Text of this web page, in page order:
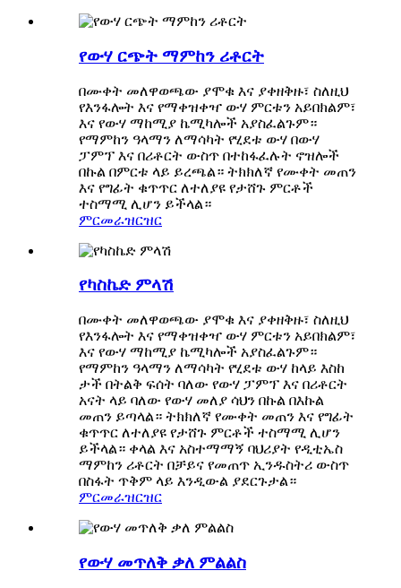
የውሃ ርጭት ማምከን ሪቶርት
በሙቀት መለዋወጫው ያሞቁ እና ያቀዘቅዙ፣ ስለዚህ
የእንፋሎት እና የማቀዝቀዣ ውሃ ምርቱን አይበክልም፣
እና የውሃ ማከሚያ ኬሚካሎች አያስፈልጉም።
የማምከን ዓላማን ለማሳካት የሂደቱ ውሃ በውሃ
ፓምፕ እና በሪቶርት ውስጥ በተከፋፈሉት ኖዝሎች
በኩል በምርቱ ላይ ይረጫል። ትክክለኛ የሙቀት መጠን
እና የግፊት ቁጥጥር ለተለያዩ የታሸጉ ምርቶች
ተስማሚ ሊሆን ይችላል።
ምርመራዝርዝር
የካስኬድ ምላሽ
በሙቀት መለዋወጫው ያሞቁ እና ያቀዘቅዙ፣ ስለዚህ
የእንፋሎት እና የማቀዝቀዣ ውሃ ምርቱን አይበክልም፣
እና የውሃ ማከሚያ ኬሚካሎች አያስፈልጉም።
የማምከን ዓላማን ለማሳካት የሂደቱ ውሃ ከላይ እስከ
ታች በትልቅ ፍሰት ባለው የውሃ ፓምፕ እና በሪቶርት
አናት ላይ ባለው የውሃ መለያ ሳህን በኩል በእኩል
መጠን ይጣላል። ትክክለኛ የሙቀት መጠን እና የግፊት
ቁጥጥር ለተለያዩ የታሸጉ ምርቶች ተስማሚ ሊሆን
ይችላል። ቀላል እና አስተማማኝ ባህሪያት የዲቲኤስ
ማምከን ሪቶርት በቻይና የመጠጥ ኢንዱስትሪ ውስጥ
በስፋት ጥቅም ላይ እንዲውል ያደርጉታል።
ምርመራዝርዝር
የውሃ መጥለቅ ቃለ ምልልስ